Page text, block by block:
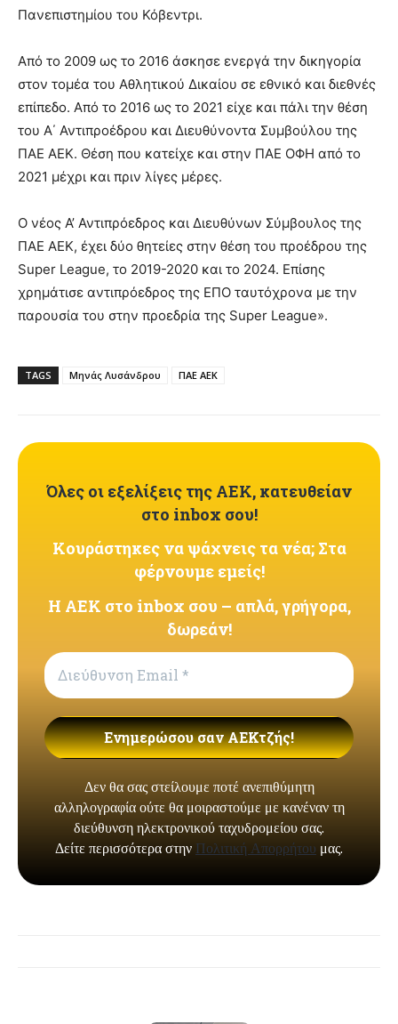
Πανεπιστημίου του Κόβεντρι.
Από το 2009 ως το 2016 άσκησε ενεργά την δικηγορία
στον τομέα του Αθλητικού Δικαίου σε εθνικό και διεθνές
επίπεδο. Από το 2016 ως το 2021 είχε και πάλι την θέση
του Α΄ Αντιπροέδρου και Διευθύνοντα Συμβούλου της
ΠΑΕ ΑΕΚ. Θέση που κατείχε και στην ΠΑΕ ΟΦΗ από το
2021 μέχρι και πριν λίγες μέρες.
Ο νέος Α’ Αντιπρόεδρος και Διευθύνων Σύμβουλος της
ΠΑΕ ΑΕΚ, έχει δύο θητείες στην θέση του προέδρου της
Super League, το 2019-2020 και το 2024. Επίσης
χρημάτισε αντιπρόεδρος της ΕΠΟ ταυτόχρονα με την
παρουσία του στην προεδρία της Super League».
TAGS Μηνάς Λυσάνδρου ΠΑΕ ΑΕΚ